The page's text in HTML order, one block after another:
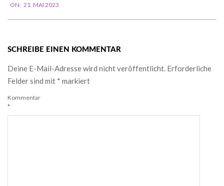
05-
21
ON: 21. MAI 2023
SCHREIBE EINEN KOMMENTAR
Deine E-Mail-Adresse wird nicht veröffentlicht. Erforderliche
Felder sind mit * markiert
Kommentar
*